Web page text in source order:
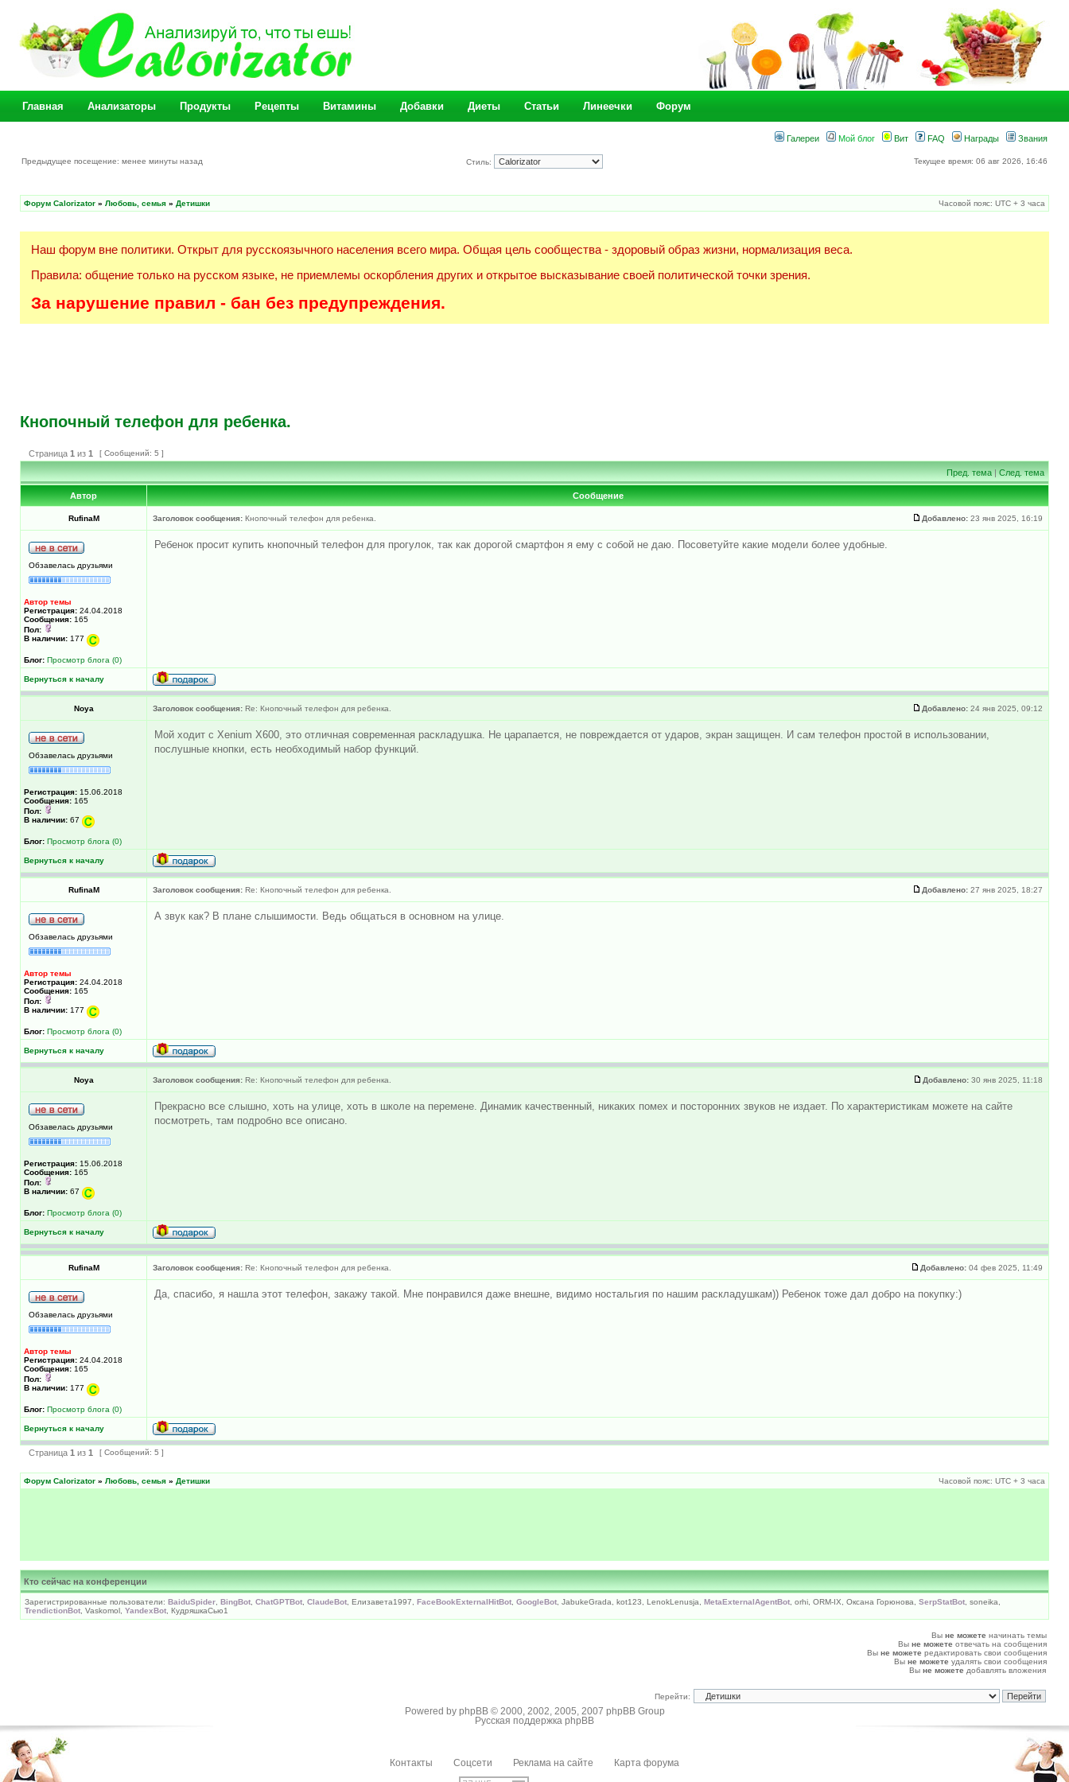
Главная Анализаторы Продукты Рецепты Витамины Добавки Диеты Статьи Линеечки Форум
Галереи Мой блог Вит FAQ Награды Звания
Предыдущее посещение: менее минуты назад Стиль: Текущее время: 06 авг 2026, 16:46
Форум Calorizator » Любовь, семья » Детишки Часовой пояс: UTC + 3 часа
Наш форум вне политики. Открыт для русскоязычного населения всего мира. Общая цель сообщества - здоровый образ жизни, нормализация веса.
Правила: общение только на русском языке, не приемлемы оскорбления других и открытое высказывание своей политической точки зрения.
За нарушение правил - бан без предупреждения.
Кнопочный телефон для ребенка.
Страница 1 из 1 [ Сообщений: 5 ]
Пред. тема|След. тема
Автор Сообщение
RufinaM Заголовок сообщения: Кнопочный телефон для ребенка. Добавлено: 23 янв 2025, 16:19
Обзавелась друзьями
Автор темы
Регистрация: 24.04.2018
Сообщения: 165
Пол:
В наличии: 177
Блог: Просмотр блога (0)
Ребенок просит купить кнопочный телефон для прогулок, так как дорогой смартфон я ему с собой не даю. Посоветуйте какие модели более удобные.
Вернуться к началу
Noya Заголовок сообщения: Re: Кнопочный телефон для ребенка. Добавлено: 24 янв 2025, 09:12
Обзавелась друзьями
Регистрация: 15.06.2018
Сообщения: 165
Пол:
В наличии: 67
Блог: Просмотр блога (0)
Мой ходит с Xenium X600, это отличная современная раскладушка. Не царапается, не повреждается от ударов, экран защищен. И сам телефон простой в использовании,
послушные кнопки, есть необходимый набор функций.
Вернуться к началу
RufinaM Заголовок сообщения: Re: Кнопочный телефон для ребенка. Добавлено: 27 янв 2025, 18:27
Обзавелась друзьями
Автор темы
Регистрация: 24.04.2018
Сообщения: 165
Пол:
В наличии: 177
Блог: Просмотр блога (0)
А звук как? В плане слышимости. Ведь общаться в основном на улице.
Вернуться к началу
Noya Заголовок сообщения: Re: Кнопочный телефон для ребенка. Добавлено: 30 янв 2025, 11:18
Обзавелась друзьями
Регистрация: 15.06.2018
Сообщения: 165
Пол:
В наличии: 67
Блог: Просмотр блога (0)
Прекрасно все слышно, хоть на улице, хоть в школе на перемене. Динамик качественный, никаких помех и посторонних звуков не издает. По характеристикам можете на сайте
посмотреть, там подробно все описано.
Вернуться к началу
RufinaM Заголовок сообщения: Re: Кнопочный телефон для ребенка. Добавлено: 04 фев 2025, 11:49
Обзавелась друзьями
Автор темы
Регистрация: 24.04.2018
Сообщения: 165
Пол:
В наличии: 177
Блог: Просмотр блога (0)
Да, спасибо, я нашла этот телефон, закажу такой. Мне понравился даже внешне, видимо ностальгия по нашим раскладушкам)) Ребенок тоже дал добро на покупку:)
Вернуться к началу
Страница 1 из 1 [ Сообщений: 5 ]
Форум Calorizator » Любовь, семья » Детишки Часовой пояс: UTC + 3 часа
Кто сейчас на конференции
Зарегистрированные пользователи: BaiduSpider BingBot ChatGPTBot ClaudeBot , Елизавета1997, FaceBookExternalHitBot GoogleBot , JabukeGrada, kot123, LenokLenusja, MetaExternalAgentBot , orhi, ORM-IX, Оксана Горюнова, SerpStatBot , soneika,
TrendictionBot , Vaskomol, YandexBot , КудряшкаСью1
Вы не можете начинать темы
Вы не можете отвечать на сообщения
Вы не можете редактировать свои сообщения
Вы не можете удалять свои сообщения
Вы не можете добавлять вложения
Перейти:
Powered by phpBB© 2000, 2002, 2005, 2007 phpBB Group
Русская поддержка phpBB
Контакты Соцсети Реклама на сайте Карта форума